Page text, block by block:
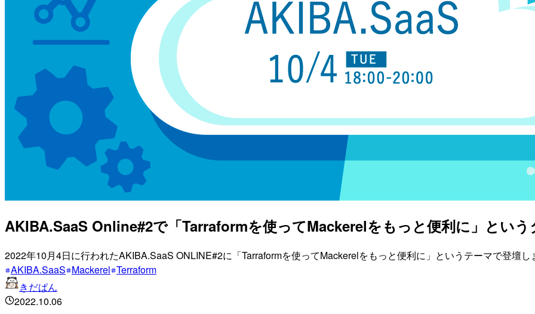
AKIBA.SaaS Online#2で「Tarraformを使ってMackerelをもっと便利に」とい
2022年10月4日に行われたAKIBA.SaaS ONLINE#2に「Tarraformを使ってMackerelをもっと便利に」というテーマで登壇し
AKIBA.SaaS Mackerel Terraform
きだぱん
2022.10.06